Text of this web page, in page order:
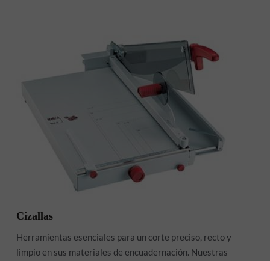
Cizallas
Herramientas esenciales para un corte preciso, recto y
limpio en sus materiales de encuadernación. Nuestras